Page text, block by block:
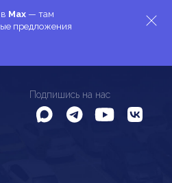
Max — там
предложения
Подпишись на нас